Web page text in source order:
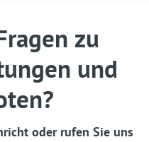
zu
und
oder rufen Sie uns